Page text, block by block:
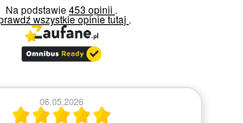
Na podstawie453 opinii .
wszystkie opinietutaj .
06.05.2026